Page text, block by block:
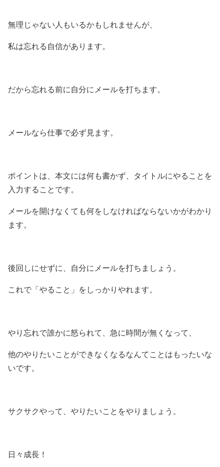
無理じゃない人もいるかもしれませんが、
私は忘れる自信があります。
だから忘れる前に自分にメールを打ちます。
メールなら仕事で必ず見ます。
ポイントは、本文には何も書かず、タイトルにやることを
入力することです。
メールを開けなくても何をしなければならないかがわかり
ます。
後回しにせずに、自分にメールを打ちましょう。
これで「やること」をしっかりやれます。
やり忘れで誰かに怒られて、急に時間が無くなって、
他のやりたいことができなくなるなんてことはもったいな
いです。
サクサクやって、やりたいことをやりましょう。
日々成長！